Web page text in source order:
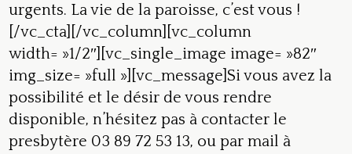
urgents. La vie de la paroisse, c’est vous !
[/vc_cta][/vc_column][vc_column
width= »1/2″][vc_single_image image= »82″
img_size= »full »][vc_message]Si vous avez la
possibilité et le désir de vous rendre
disponible, n’hésitez pas à contacter le
presbytère 03 89 72 53 13, ou par mail à